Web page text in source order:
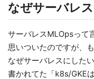
なぜサーバレ
サーバレスMLOpsって
思いついたのですが、
なぜサーバレスにした
書かれてた「k8s/GKE